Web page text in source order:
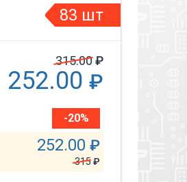
83 шт
315.00₽
252.00 ₽
-20%
252.00 ₽
315₽